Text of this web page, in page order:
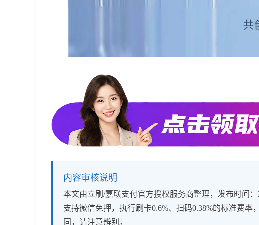
内容审核说明
本文由立刷/嘉联支付官方授权服务商整理，发布时间
支持微信免押，执行刷卡0.6%、扫码0.38%的标准费
同，请注意辨别。